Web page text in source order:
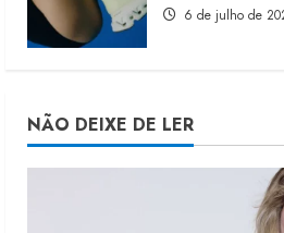
6 de julho de
NÃO DEIXE DE LER